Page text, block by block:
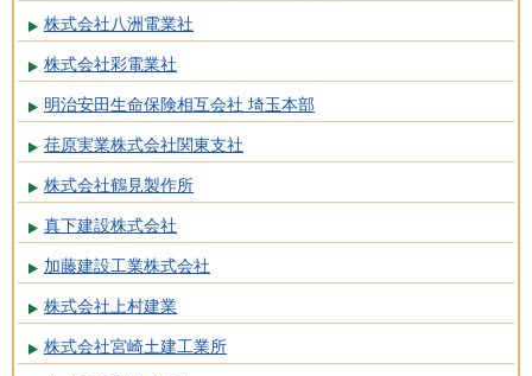
株式会社八洲電業社
株式会社彩電業社
明治安田生命保険相互会社 埼玉本部
荏原実業株式会社関東支社
株式会社鶴見製作所
真下建設株式会社
加藤建設工業株式会社
株式会社上村建業
株式会社宮崎土建工業所